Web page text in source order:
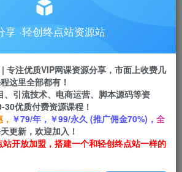
70%
24小时自动赚钱
享 ·轻创终点站资源站
专注优质VIP网课资源分享，市面上收费几
这里全部都有！
、引流技术、电商运营、脚本源码等资
优质付费资源课程！
￥79/年，￥99/永久 (推广佣金70%)， 全
更新，欢迎加入！
站开放加盟，搭建一个和轻创终点站一样的